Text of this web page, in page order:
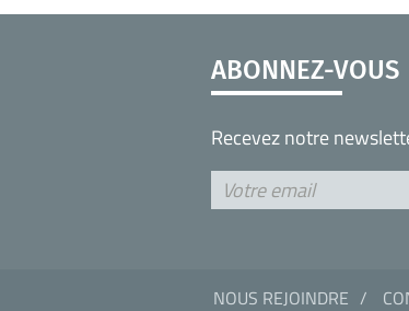
ABONNEZ-VOUS
Recevez notre
NOUS REJOINDRE